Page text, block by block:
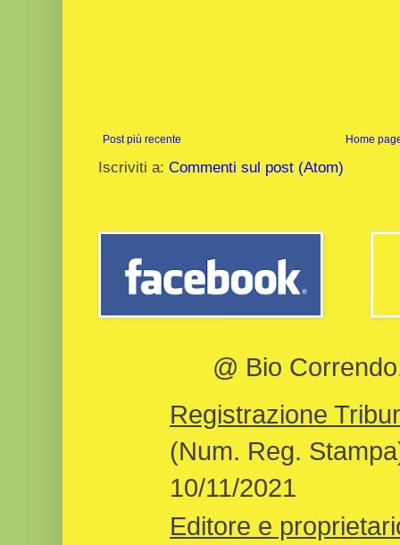
Post più recente Home
Iscriviti a: Commenti sul post (Atom)
@ Bio
Registrazione
(Num. Reg.
10/11/2021
Editore e